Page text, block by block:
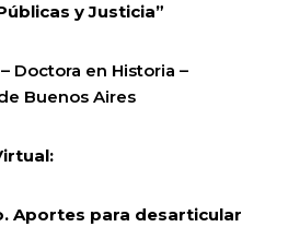
y Justicia”
Doctora en Historia –
Buenos Aires
Aportes para desarticular